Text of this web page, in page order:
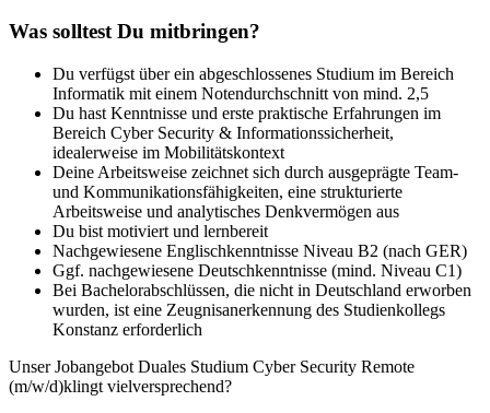
Was solltest Du mitbringen?
Du verfügst über ein abgeschlossenes Studium im Bereich
Informatik mit einem Notendurchschnitt von mind. 2,5
Du hast Kenntnisse und erste praktische Erfahrungen im
Bereich Cyber Security & Informationssicherheit,
idealerweise im Mobilitätskontext
Deine Arbeitsweise zeichnet sich durch ausgeprägte Team-
und Kommunikationsfähigkeiten, eine strukturierte
Arbeitsweise und analytisches Denkvermögen aus
Du bist motiviert und lernbereit
Nachgewiesene Englischkenntnisse Niveau B2 (nach GER)
Ggf. nachgewiesene Deutschkenntnisse (mind. Niveau C1)
Bei Bachelorabschlüssen, die nicht in Deutschland erworben
wurden, ist eine Zeugnisanerkennung des Studienkollegs
Konstanz erforderlich
Unser Jobangebot Duales Studium Cyber Security Remote
(m/w/d)klingt vielversprechend?